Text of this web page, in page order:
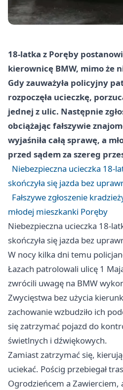
18-latka z Poręby
kierownicę BMW, mimo że
Gdy zauważyła policyjny
rozpoczęła ucieczkę,
jednej z ulic. Następnie
obciążając fałszywie
wyjaśniła całą sprawę, a
przed sądem za szereg
Niebezpieczna ucieczka 18-
skończyła się jazda bez
Fałszywe zgłoszenie
młodej mieszkanki Poręby
Niebezpieczna ucieczka 18-
skończyła się jazda bez
W nocy kilka dni temu
Łazach patrolowali ulicę 1
zwrócili uwagę na BMW
Zwycięstwa bez użycia
zachowanie wzbudziło ich
się zatrzymać pojazd do
świetlnych i dźwiękowych.
Zamiast zatrzymać się,
uciekać. Pościg przebiegał
Ogrodzieńcem a Zawierciem,